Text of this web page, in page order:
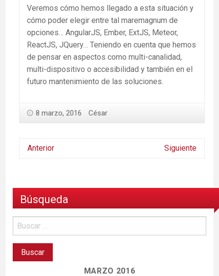
Veremos cómo hemos llegado a esta situación y
cómo poder elegir entre tal maremagnum de
opciones… AngularJS, Ember, ExtJS, Meteor,
ReactJS, JQuery… Teniendo en cuenta que hemos
de pensar en aspectos como multi-canalidad,
multi-dispositivo o accesibilidad y también en el
futuro mantenimiento de las soluciones.
8 marzo, 2016 César
Anterior Siguiente
Búsqueda
MARZO 2016